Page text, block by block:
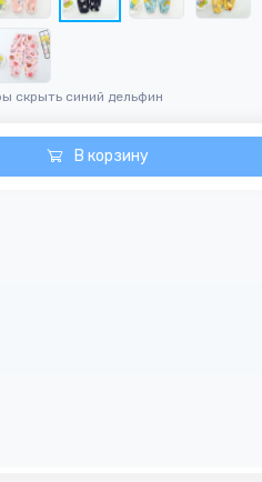
скрыть синий дельфин
В корзину